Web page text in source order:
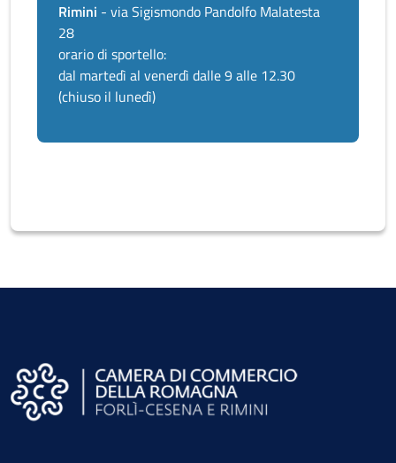
Rimini - via Sigismondo Pandolfo Malatesta
28
orario di sportello:
dal martedì al venerdì dalle 9 alle 12.30
(chiuso il lunedì)